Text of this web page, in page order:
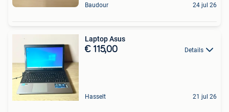
Baudour 24 jul 26
Laptop Asus
€ 115,00 Details
Hasselt 21 jul 26